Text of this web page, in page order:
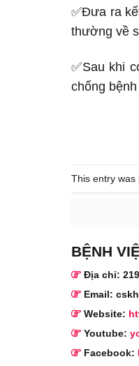
✅Đưa ra
thường về
✅Sau khi
chống
This entry was
BỆNH
Địa chỉ:
Email:
Website:
Youtube:
Facebook: